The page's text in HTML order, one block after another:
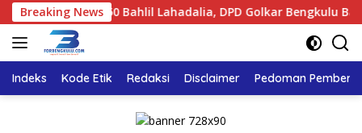
Langsung
ke
konten
Breaking News
ke-50 Bahlil Lahadalia, DPD Golkar Bengkulu Bagikan
Indeks Kode Etik Redaksi Disclaimer Pedoman